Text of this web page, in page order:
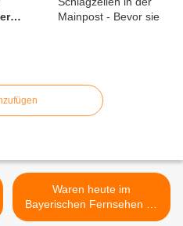
Waren heute im
Bayerischen Fernsehen zu
bestaunen: Fat Bikes des